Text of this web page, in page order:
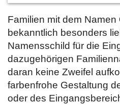
Familien mit dem Namen
bekanntlich besonders
Namensschild für die
dazugehörigen
daran keine Zweifel
farbenfrohe Gestaltung
oder des